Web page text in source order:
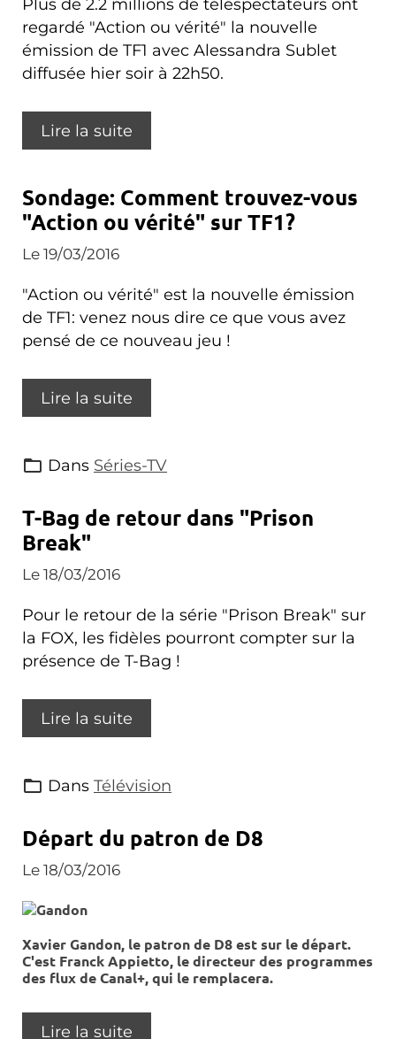
Plus de 2.2 millions de téléspectateurs ont
regardé "Action ou vérité" la nouvelle
émission de TF1 avec Alessandra Sublet
diffusée hier soir à 22h50.
Lire la suite
Sondage: Comment trouvez-vous
"Action ou vérité" sur TF1?
Le 19/03/2016
"Action ou vérité" est la nouvelle émission
de TF1: venez nous dire ce que vous avez
pensé de ce nouveau jeu !
Lire la suite
Dans Séries-TV
T-Bag de retour dans "Prison
Break"
Le 18/03/2016
Pour le retour de la série "Prison Break" sur
la FOX, les fidèles pourront compter sur la
présence de T-Bag !
Lire la suite
Dans Télévision
Départ du patron de D8
Le 18/03/2016
Xavier Gandon, le patron de D8 est sur le départ.
C'est Franck Appietto, le directeur des programmes
des flux de Canal+, qui le remplacera.
Lire la suite